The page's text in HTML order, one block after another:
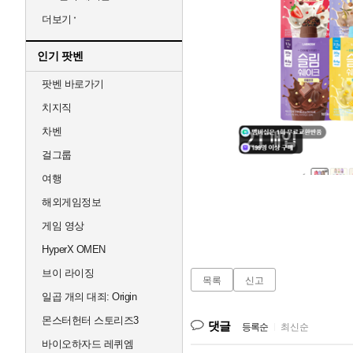
더보기
인기 팟벤
팟벤 바로가기
치지직
차벤
걸그룹
여행
해외게임정보
게임 영상
HyperX OMEN
브이 라이징
일곱 개의 대죄: Origin
몬스터헌터 스토리즈3
바이오하자드 레퀴엠
목록 신고
댓글 등록순 최신순